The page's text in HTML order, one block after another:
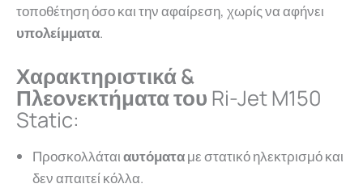
τοποθέτηση όσο και την αφαίρεση, χωρίς να αφήνει
υπολείμματα.
Χαρακτηριστικά &
Πλεονεκτήματα του Ri-Jet M150
Static:
Προσκολλάταιαυτόματαμεστατικόηλεκτρισμόκαι
δεναπαιτεί κόλλα.